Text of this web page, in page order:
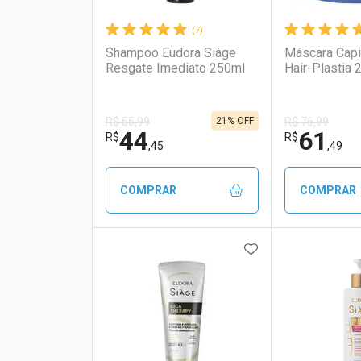
(7)
Shampoo Eudora Siàge
Resgate Imediato 250ml
R$ 55,99
R$44,45
21% OFF
COMPRAR
Laboratório
Por Menos
Máscara
Hair-Plastia
R$ 76,99
R$61 ,49
COMPRAR
Por
ADICIONAR AOS